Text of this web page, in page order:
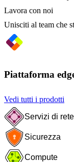
Lavora con noi
Unisciti al team che
Piattaforma
Vedi tutti i prodotti
Servizi di rete
Sicurezza
Compute